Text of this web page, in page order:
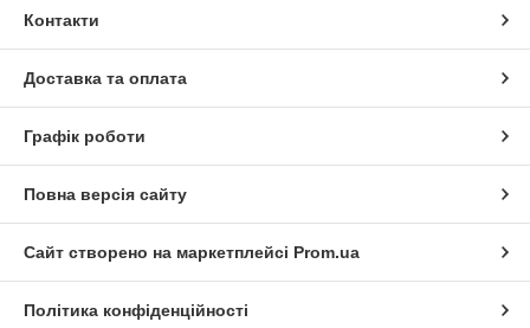
Контакти
Доставка та оплата
Графік роботи
Повна версія сайту
Сайт створено на маркетплейсі Prom.ua
Політика конфіденційності